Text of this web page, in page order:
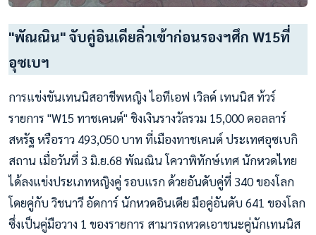
"พัณณิน" จับคู่อินเดียลิ่วเข้าก่อนรองฯศึก W15ที่
อุซเบฯ
การแข่งขันเทนนิสอาชีพหญิง ไอทีเอฟ เวิลด์ เทนนิส ท้วร์
รายการ "W15 ทาชเคนต์" ชิงเงินรางวัลรวม 15,000 ดอลลาร์
สหรัฐ หรือราว 493,050 บาท ที่เมืองทาชเคนต์ ประเทศอุซเบกิ
สถาน เมื่อวันที่ 3 มิ.ย.68 พัณณิน โควาพิทักษ์เทศ นักหวดไทย
ได้ลงแข่งประเภทหญิงคู่ รอบแรก ด้วยอันดับคู่ที่ 340 ของโลก
โดยคู่กับ วิชนาวี อัดการ์ นักหวดอินเดีย มือคู่อันดับ 641 ของโลก
ซึ่งเป็นคู่มือวาง 1 ของรายการ สามารถหวดเอาชนะคู่นักเทนนิส